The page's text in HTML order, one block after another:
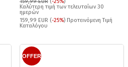
159,99 EUR (-25%)
Καλύτερη τιμή των τελευταίων 30
ημερών
159,99 EUR (-25%) Προτεινόμενη Τιμή
Καταλόγου
OFFER